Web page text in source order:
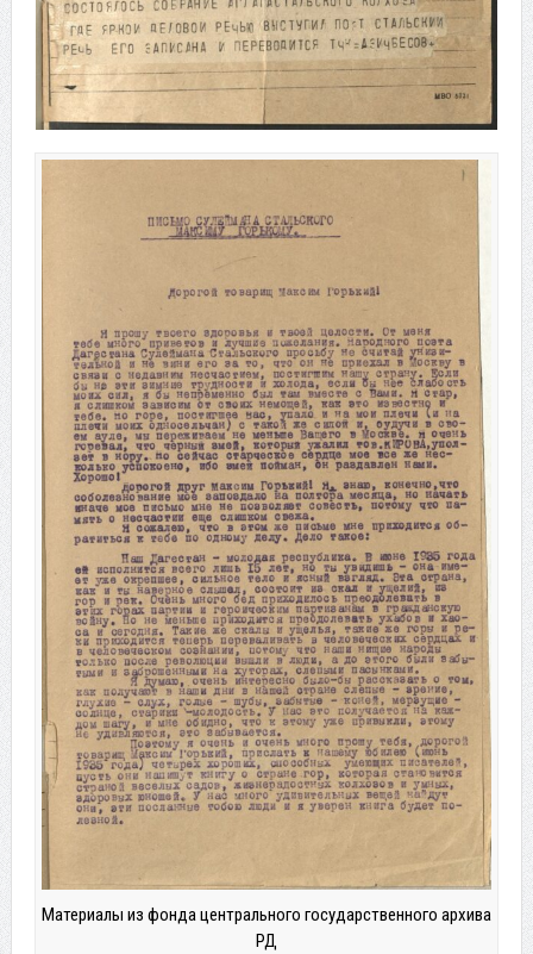
Материалы из фонда центрального государственного архива
РД